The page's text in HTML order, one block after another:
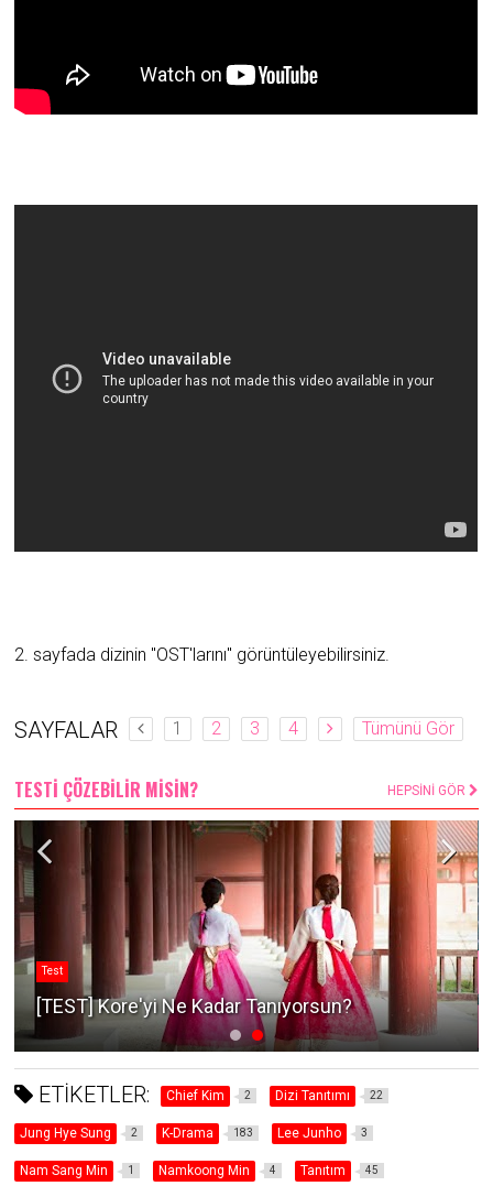
2. sayfada dizinin "OST'larını" görüntüleyebilirsiniz.
SAYFALAR 1 2 3 4 Tümünü Gör
TESTİ ÇÖZEBİLİR MİSİN? HEPSİNİ GÖR
Test
[TEST] Kore'yi Ne Kadar Tanıyorsun?
ETİKETLER: Chief Kim 2 Dizi Tanıtımı 22
Jung Hye Sung 2 K-Drama 183 Lee Junho 3
Nam Sang Min 1 Namkoong Min 4 Tanıtım 45